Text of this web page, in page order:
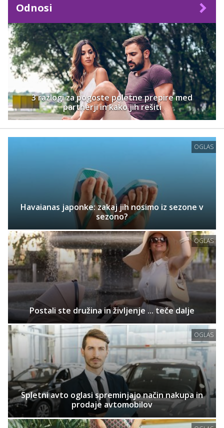
Odnosi
3 razlogi za pogoste poletne prepire med
partnerji in kako jih rešiti
OGLAS
Havaianas japonke: zakaj jih nosimo iz sezone v
sezono?
OGLAS
Postali ste družina in življenje ... teče dalje
OGLAS
Spletni avto oglasi spreminjajo način nakupa in
prodaje avtomobilov